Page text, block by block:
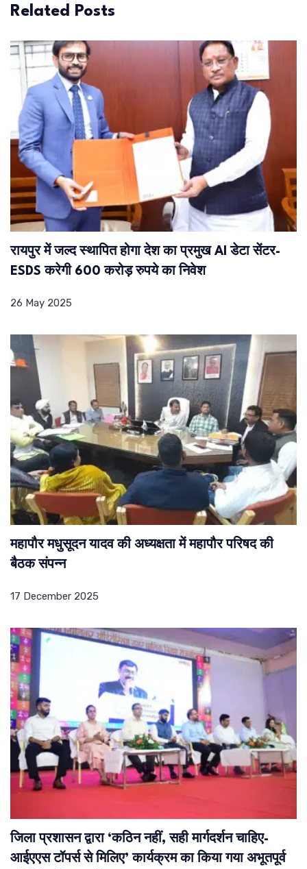
Related Posts
रायपुर में जल्द स्थापित होगा देश का प्रमुख AI डेटा सेंटर-
ESDS करेगी 600 करोड़ रुपये का निवेश
26 May 2025
महापौर मधुसूदन यादव की अध्यक्षता में महापौर परिषद की
बैठक संपन्न
17 December 2025
जिला प्रशासन द्वारा ‘कठिन नहीं, सही मार्गदर्शन चाहिए-
आईएएस टॉपर्स से मिलिए’ कार्यक्रम का किया गया अभूतपूर्व